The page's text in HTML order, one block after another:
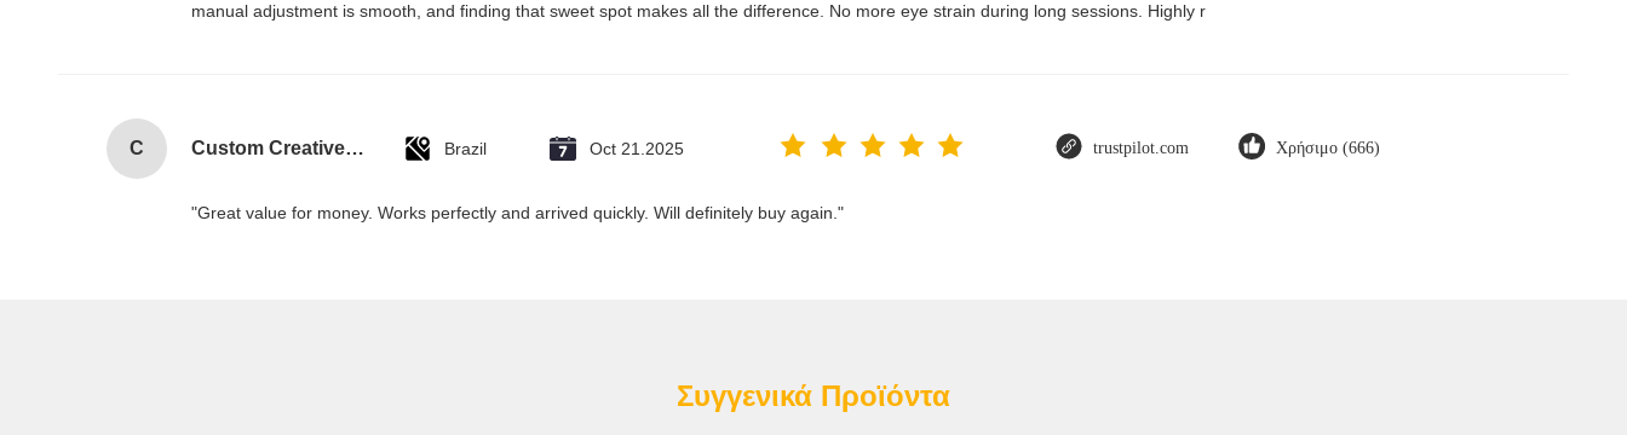
manual adjustment is smooth, and finding that sweet spot makes all the difference. No more eye strain during long sessions. Highly r
C Custom Creative Goodie Christmas Kraft Paper Gift Bag with Your Own Logo for Xmas Decorative Party Brazil Oct 21.2025 trustpilot.com Χρήσιμο (666)
"Great value for money. Works perfectly and arrived quickly. Will definitely buy again."
Συγγενικά Προϊόντα